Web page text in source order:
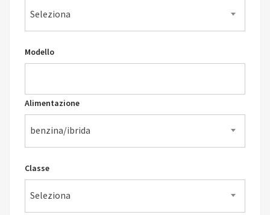
Seleziona
Modello
Alimentazione
benzina/ibrida
Classe
Seleziona